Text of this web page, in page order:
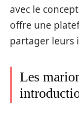
avec le
offre une
partager leurs
Les